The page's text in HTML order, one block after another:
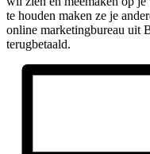
te houden maken ze je
online marketingbureau uit
terugbetaald.